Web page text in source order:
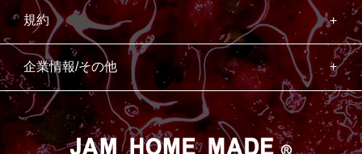
規約
企業情報/その他